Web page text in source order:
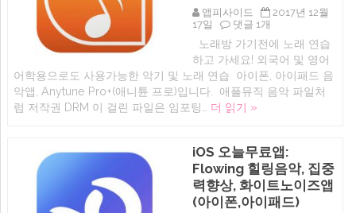
djay
2
추
천)
에
튠
즈
–
현
장
감
넘
치
는
브
공
연
음
장
효
앱피사이드
2017년 12월
17일
iOS
Anytune
Pro+
구
반
복
또
는
악
기,
음
악,
댓글 1개
노래방 가기전에 노래 연습
하고 가세요! 외국어 및 영어
어학용으로도 사용가능한 악기 및 노래 연습 아이폰, 아이패드 음
악앱, Anytune Pro+(애니튠 프로)입니다. 애플뮤직 음악 파일처
럼 저작권 DRM 이 걸린 파일은 임포팅… 더 읽기 »
iOS 오늘무료앱:
Flowing 힐링음악, 집중
력향상, 화이트노이즈앱
(아이폰,아이패드)